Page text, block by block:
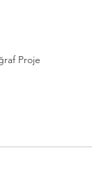
Proje